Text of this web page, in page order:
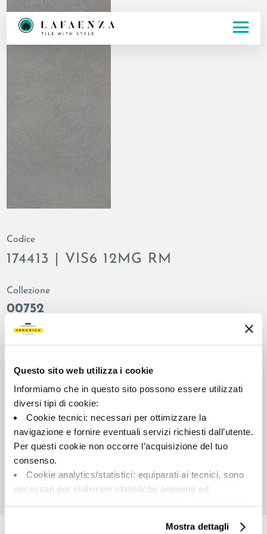
Questo sito web utilizza i cookie
Informiamo che in questo sito possono essere utilizzati
diversi tipi di cookie:
Cookie tecnici: necessari per ottimizzare la
navigazione e fornire eventuali servizi richiesti dall’utente.
Per questi cookie non occorre l’acquisizione del tuo
consenso.
Cookie analytics/statistici: equiparati ai tecnici, sono
necessari per elaborare statistiche anonime ed
Cookie di profilazione/marketing: sono utilizzati, solo
Mostra dettagli
Codice
174413 | VIS6 12MG RM
Collezione
00752
Colore:
Middle grey
Fondo
Formato:
60.0x120.0
naturale
opaco
Stonalizzazione:
Unità di misura:
MQ